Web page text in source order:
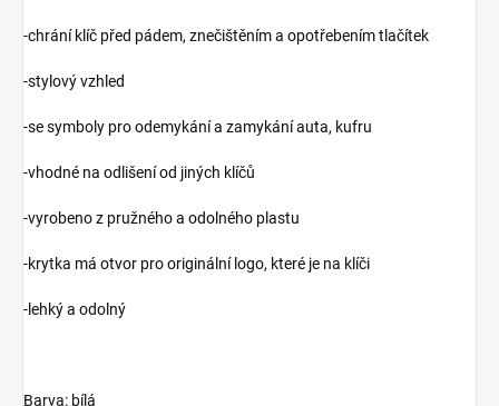
-chrání klíč před pádem, znečištěním a opotřebením tlačítek
-stylový vzhled
-se symboly pro odemykání a zamykání auta, kufru
-vhodné na odlišení od jiných klíčů
-vyrobeno z pružného a odolného plastu
-krytka má otvor pro originální logo, které je na klíči
-lehký a odolný
Barva: bílá